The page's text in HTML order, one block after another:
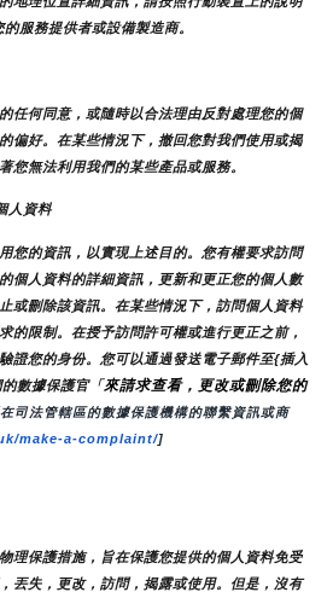
服務提供者或設備製造商。
任何同意，或隨時以合法理由反對處理您的個
偏好。在某些情況下，撤回您對我們使用或揭
您無法利用我們的某些產品或服務。
人資料
您的資訊，以實現上述目的。您有權要求訪問
個人資料的詳細資訊，更新和更正您的個人數
或刪除該資訊。在某些情況下，訪問個人資料
的限制。在授予訪問許可權或進行更正之前，
證您的身份。您可以通過發送電子郵件至{插入
數據保護官「來請求查看，更改或刪除您的
司法管轄區的數據保護機構的聯繫資訊或商
make-a-complaint/]
理保護措施，旨在保護您提供的個人資料免受
丟失，更改，訪問，揭露或使用。但是，沒有